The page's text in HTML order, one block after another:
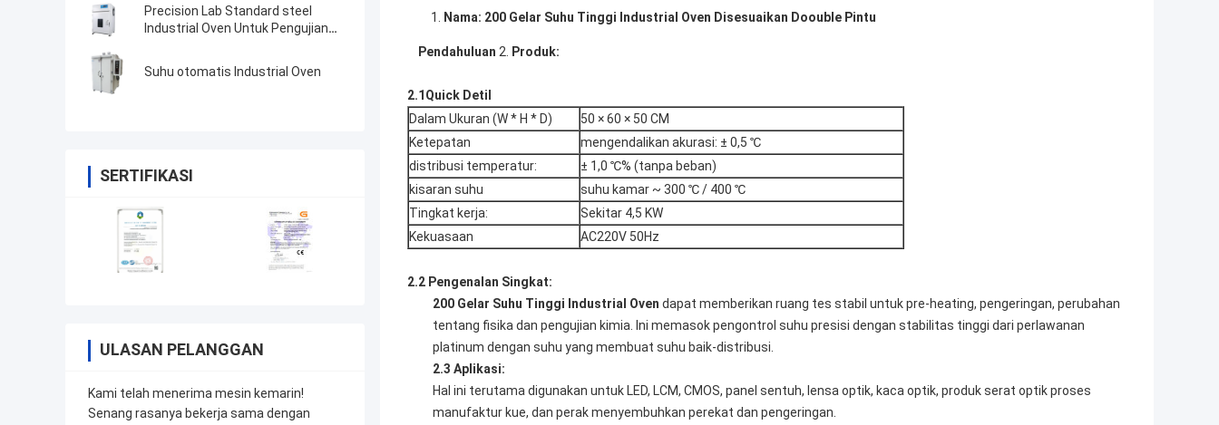
Precision Lab Standard steel
Industrial Oven Untuk Pengujian
Suhu otomatis Industrial Oven
SERTIFIKASI
ULASAN PELANGGAN
Kami telah menerima mesin kemarin!
Senang rasanya bekerja sama dengan
Nama: 200 Gelar Suhu Tinggi Industrial Oven Disesuaikan Doouble Pintu
Pendahuluan 2. Produk:
2.1Quick Detil
Dalam Ukuran (W * H * D)
50 × 60 × 50 CM
Ketepatan
mengendalikan akurasi: ± 0,5 ℃
distribusi temperatur:
± 1,0 ℃% (tanpa beban)
kisaran suhu
suhu kamar ~ 300 ℃ / 400 ℃
Tingkat kerja:
Sekitar 4,5 KW
Kekuasaan
AC220V 50Hz
2.2 Pengenalan Singkat:
200 Gelar Suhu Tinggi Industrial Oven dapat memberikan ruang tes stabil untuk pre-heating, pengeringan, perubahan
tentang fisika dan pengujian kimia. Ini memasok pengontrol suhu presisi dengan stabilitas tinggi dari perlawanan
platinum dengan suhu yang membuat suhu baik-distribusi.
2.3 Aplikasi:
Hal ini terutama digunakan untuk LED, LCM, CMOS, panel sentuh, lensa optik, kaca optik, produk serat optik proses
manufaktur kue, dan perak menyembuhkan perekat dan pengeringan.